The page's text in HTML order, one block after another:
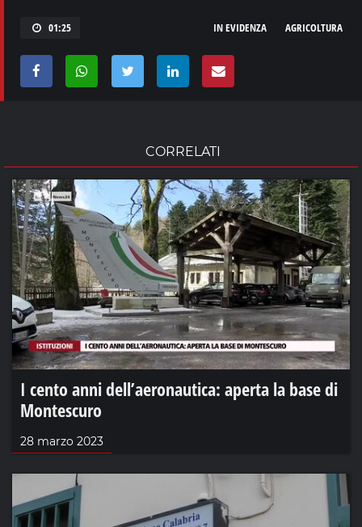
01:25 AGRICOLTURA
IN EVIDENZA
CORRELATI
I cento anni dell’aeronautica: aperta la base di
Montescuro
28 marzo 2023